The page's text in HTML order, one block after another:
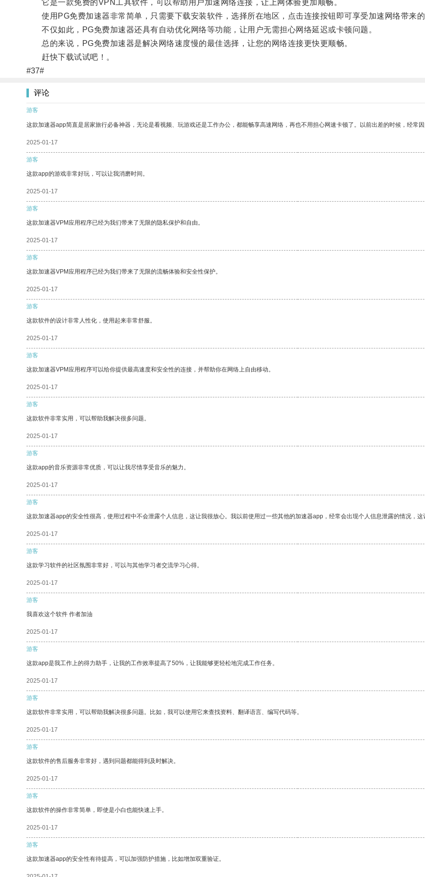
它是一款免费的VPN工具软件，可以帮助用户加速网络连接，让上网体验更加顺畅。
使用PG免费加速器非常简单，只需要下载安装软件，选择所在地区，点击连接按钮即可享受加速网络带来的
不仅如此，PG免费加速器还具有自动优化网络等功能，让用户无需担心网络延迟或卡顿问题。
总的来说，PG免费加速器是解决网络速度慢的最佳选择，让您的网络连接更快更顺畅。
赶快下载试试吧！。
#37#
评论
游客
这款加速器app简直是居家旅行必备神器，无论是看视频、玩游戏还是工作办公，都能畅享高速网络，再也不用担心网速卡顿了。以前出差的时候，经常
2025-01-17
游客
这款app的游戏非常好玩，可以让我消磨时间。
2025-01-17
游客
这款加速器VPM应用程序已经为我们带来了无限的隐私保护和自由。
2025-01-17
游客
这款加速器VPM应用程序已经为我们带来了无限的流畅体验和安全性保护。
2025-01-17
游客
这款软件的设计非常人性化，使用起来非常舒服。
2025-01-17
游客
这款加速器VPM应用程序可以给你提供最高速度和安全性的连接，并帮助你在网络上自由移动。
2025-01-17
游客
这款软件非常实用，可以帮助我解决很多问题。
2025-01-17
游客
这款app的音乐资源非常优质，可以让我尽情享受音乐的魅力。
2025-01-17
游客
这款加速器app的安全性很高，使用过程中不会泄露个人信息，这让我很放心。我以前使用过一些其他的加速器app，经常会出现个人信息泄露的情况，这
2025-01-17
游客
这款学习软件的社区氛围非常好，可以与其他学习者交流学习心得。
2025-01-17
游客
我喜欢这个软件 作者加油
2025-01-17
游客
这款app是我工作上的得力助手，让我的工作效率提高了50%，让我能够更轻松地完成工作任务。
2025-01-17
游客
这款软件非常实用，可以帮助我解决很多问题。比如，我可以使用它来查找资料、翻译语言、编写代码等。
2025-01-17
游客
这款软件的售后服务非常好，遇到问题都能得到及时解决。
2025-01-17
游客
这款软件的操作非常简单，即使是小白也能快速上手。
2025-01-17
游客
这款加速器app的安全性有待提高，可以加强防护措施，比如增加双重验证。